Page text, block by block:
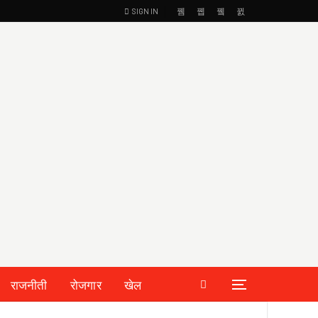
SIGN IN
राजनीती रोजगार
खेल